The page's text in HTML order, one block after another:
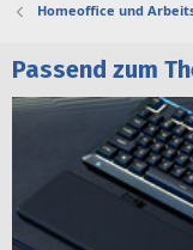
Homeoffice und
Passend zum